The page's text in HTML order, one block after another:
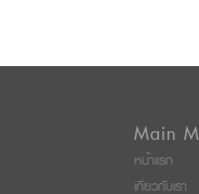
Main
หน้าแรก
เกี่ยวกับเรา